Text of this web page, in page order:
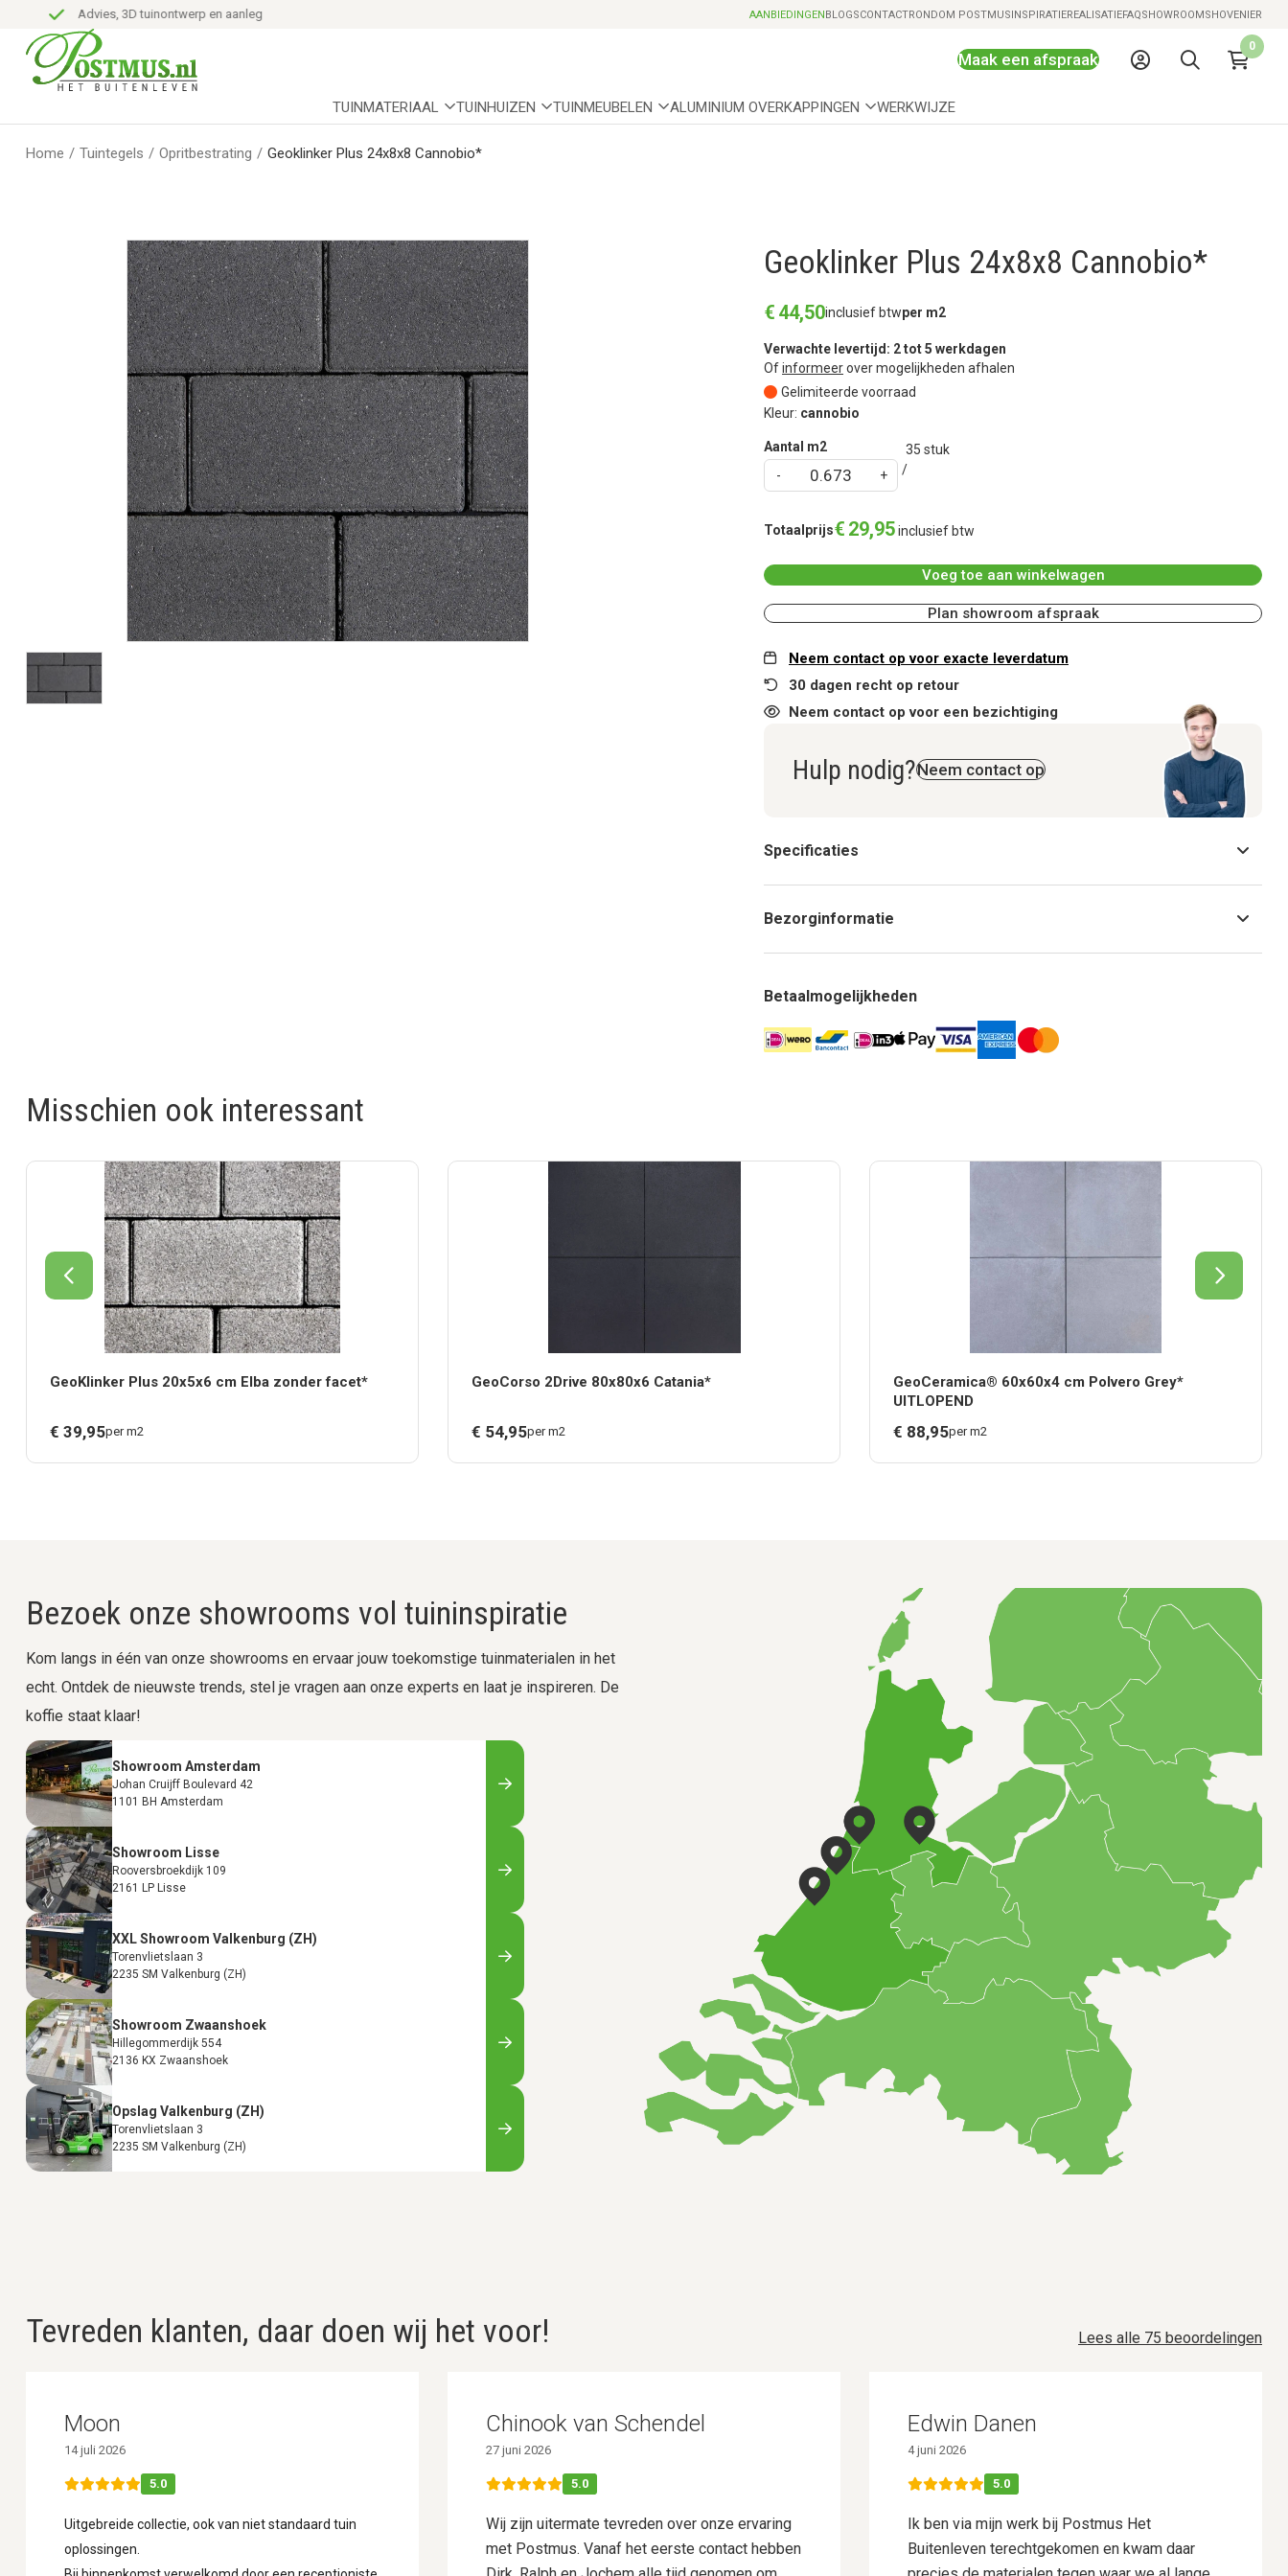
Advies, 3D tuinontwerp en aanleg Snelle levering mogelijk
AANBIEDINGENBLOGSCONTACTRONDOM POSTMUSINSPIRATIEREALISATIEFAQSHOWROOMSHOVENIER
Maak een afspraak
0
TUINMATERIAAL TUINHUIZEN TUINMEUBELEN ALUMINIUM OVERKAPPINGEN WERKWIJZE
Home / Tuintegels / Opritbestrating / Geoklinker Plus 24x8x8 Cannobio*
Geoklinker Plus 24x8x8 Cannobio*
€ 44,50inclusief btwper m2
Verwachte levertijd: 2 tot 5 werkdagen
Ofinformeerover mogelijkheden afhalen
Gelimiteerde voorraad
Kleur: cannobio
Aantal m2 35 stuk
Totaalprijs€ 29,95inclusief btw
Voeg toe aan winkelwagen
Plan showroom afspraak
Neem contact op voor exacte leverdatum
30 dagen recht op retour
Neem contact op voor een bezichtiging
Hulp nodig?Neem contact op
Specificaties
Bezorginformatie
Betaalmogelijkheden
Misschien ook interessant
GeoKlinker Plus 20x5x6 cm Elba zonder facet*
€ 39,95per m2
GeoCorso 2Drive 80x80x6 Catania*
€ 54,95per m2
GeoCeramica® 60x60x4 cm Polvero Grey*
UITLOPEND
€ 88,95per m2
Bezoek onze showrooms vol tuininspiratie
Kom langs in één van onze showrooms en ervaar jouw toekomstige tuinmaterialen in het
echt. Ontdek de nieuwste trends, stel je vragen aan onze experts en laat je inspireren. De
koffie staat klaar!
Showroom Amsterdam
Johan Cruijff Boulevard 42
1101 BH Amsterdam
Showroom Lisse
Rooversbroekdijk 109
2161 LP Lisse
XXL Showroom Valkenburg (ZH)
Torenvlietslaan 3
2235 SM Valkenburg (ZH)
Showroom Zwaanshoek
Hillegommerdijk 554
2136 KX Zwaanshoek
Opslag Valkenburg (ZH)
Torenvlietslaan 3
2235 SM Valkenburg (ZH)
Tevreden klanten, daar doen wij het voor! Lees alle 75 beoordelingen
Moon
14 juli 2026
5.0
Uitgebreide collectie, ook van niet standaard tuin
oplossingen.
Chinook van Schendel
27 juni 2026
5.0
Wij zijn uitermate tevreden over onze ervaring
met Postmus. Vanaf het eerste contact hebben
Edwin Danen
4 juni 2026
5.0
Ik ben via mijn werk bij Postmus Het
Buitenleven terechtgekomen en kwam daar